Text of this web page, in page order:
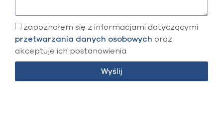
zapoznałem się z informacjami dotyczącymi
przetwarzania danych osobowych oraz
akceptuje ich postanowienia
Wyślij